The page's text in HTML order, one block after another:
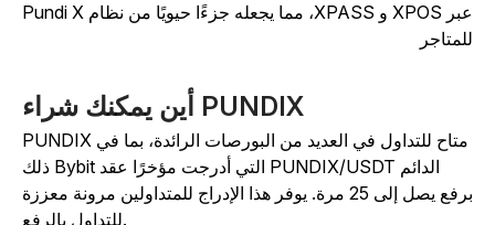
عبر XPOS و XPASS، مما يجعله جزءًا حيويًا من نظام Pundi X
أين يمكنك شراء PUNDIX
PUNDIX متاح للتداول في العديد من البورصات الرائدة، بما في
ذلك Bybit التي أدرجت مؤخرًا عقد PUNDIX/USDT الدائم
برفع يصل إلى 25 مرة. يوفر هذا الإدراج للمتداولين مرونة معززة